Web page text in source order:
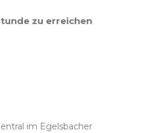
zu erreichen
im Egelsbacher